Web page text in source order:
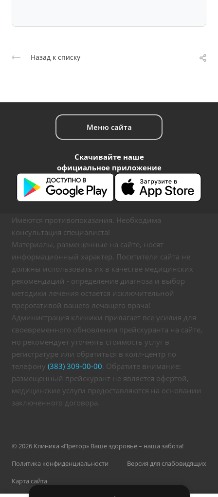
Назад к списку
Меню сайта
Скачивайте наше
официальное приложение
Имеются противопоказания. Необходима
консультация специалиста!
Материалы, размещенные на сайте, носят
информационный характер. Посетители сайта не
должны использовать их в качестве медицинских
рекомендаций - определение диагноза и выбор
методики лечения остается исключительной
прерогативой вашего лечащего врача!
Администрация клиники прилагает все усилия для
своевременного обновления прейскуранта на сайте,
но рекомендует уточнять стоимость услуг в
регистратуре или обратиться в колл-центр по
телефону (383) 309-00-00. Обратите внимание:
размещенный прейскурант не является офертой,
медицинские услуги предоставляются на основании
заключенного договора.
© 2026 Клиника «Претор» Ваше здоровье – наша забота!
Политика конфиденциальности
Версия для слабовидящих
Карта сайта